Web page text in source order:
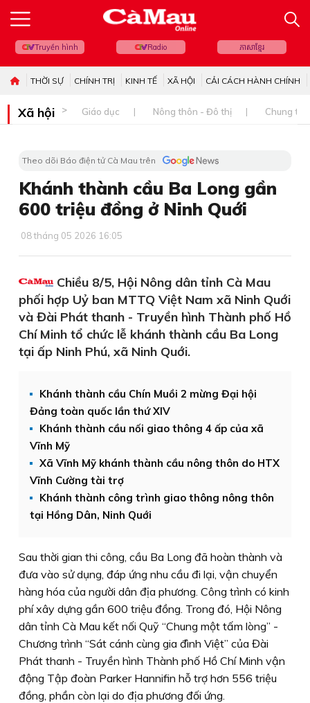
Truyền hình Radio ភាសាខ្មែរ
THỜI SỰ CHÍNH TRỊ KINH TẾ XÃ HỘI CẢI CÁCH HÀNH CHÍNH
Xã hội Giáo dục Nông thôn - Đô thị Chung
Theo dõi Báo điện tử Cà Mau trên
Khánh thành cầu Ba Long gần
600 triệu đồng ở Ninh Quới
08 tháng 05 2026 16:05
Chiều 8/5, Hội Nông dân tỉnh Cà Mau
phối hợp Uỷ ban MTTQ Việt Nam xã Ninh Quới
và Đài Phát thanh - Truyền hình Thành phố Hồ
Chí Minh tổ chức lễ khánh thành cầu Ba Long
tại ấp Ninh Phú, xã Ninh Quới.
Khánh thành cầu Chín Muồi 2 mừng Đại hội
Đảng toàn quốc lần thứ XIV
Khánh thành cầu nối giao thông 4 ấp của xã
Vĩnh Mỹ
Xã Vĩnh Mỹ khánh thành cầu nông thôn do HTX
Vĩnh Cường tài trợ
Khánh thành công trình giao thông nông thôn
tại Hồng Dân, Ninh Quới
Sau thời gian thi công, cầu Ba Long đã hoàn thành và
đưa vào sử dụng, đáp ứng nhu cầu đi lại, vận chuyển
hàng hóa của người dân địa phương. Công trình có kinh
phí xây dựng gần 600 triệu đồng. Trong đó, Hội Nông
dân tỉnh Cà Mau kết nối Quỹ “Chung một tấm lòng” -
Chương trình “Sát cánh cùng gia đình Việt” của Đài
Phát thanh - Truyền hình Thành phố Hồ Chí Minh vận
động Tập đoàn Parker Hannifin hỗ trợ hơn 556 triệu
đồng, phần còn lại do địa phương đối ứng.